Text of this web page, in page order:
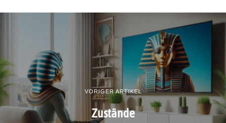
VORIGER ARTIKEL
Zustände